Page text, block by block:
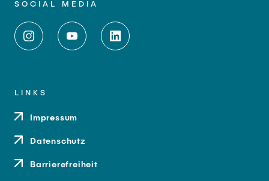
SOCIAL MEDIA
LINKS
Impressum
Datenschutz
Barrierefreiheit